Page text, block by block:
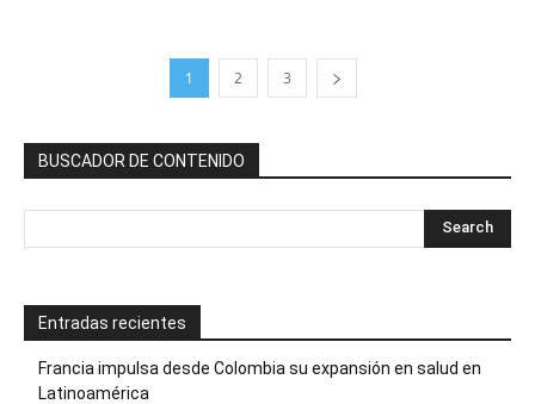
1 2 3
BUSCADOR DE CONTENIDO
Entradas recientes
Francia impulsa desde Colombia su expansión en salud en
Latinoamérica